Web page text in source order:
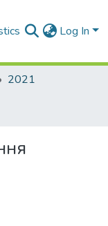
Log In
2021